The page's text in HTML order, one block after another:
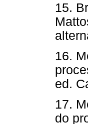
15.
16.
ed.
17.
do